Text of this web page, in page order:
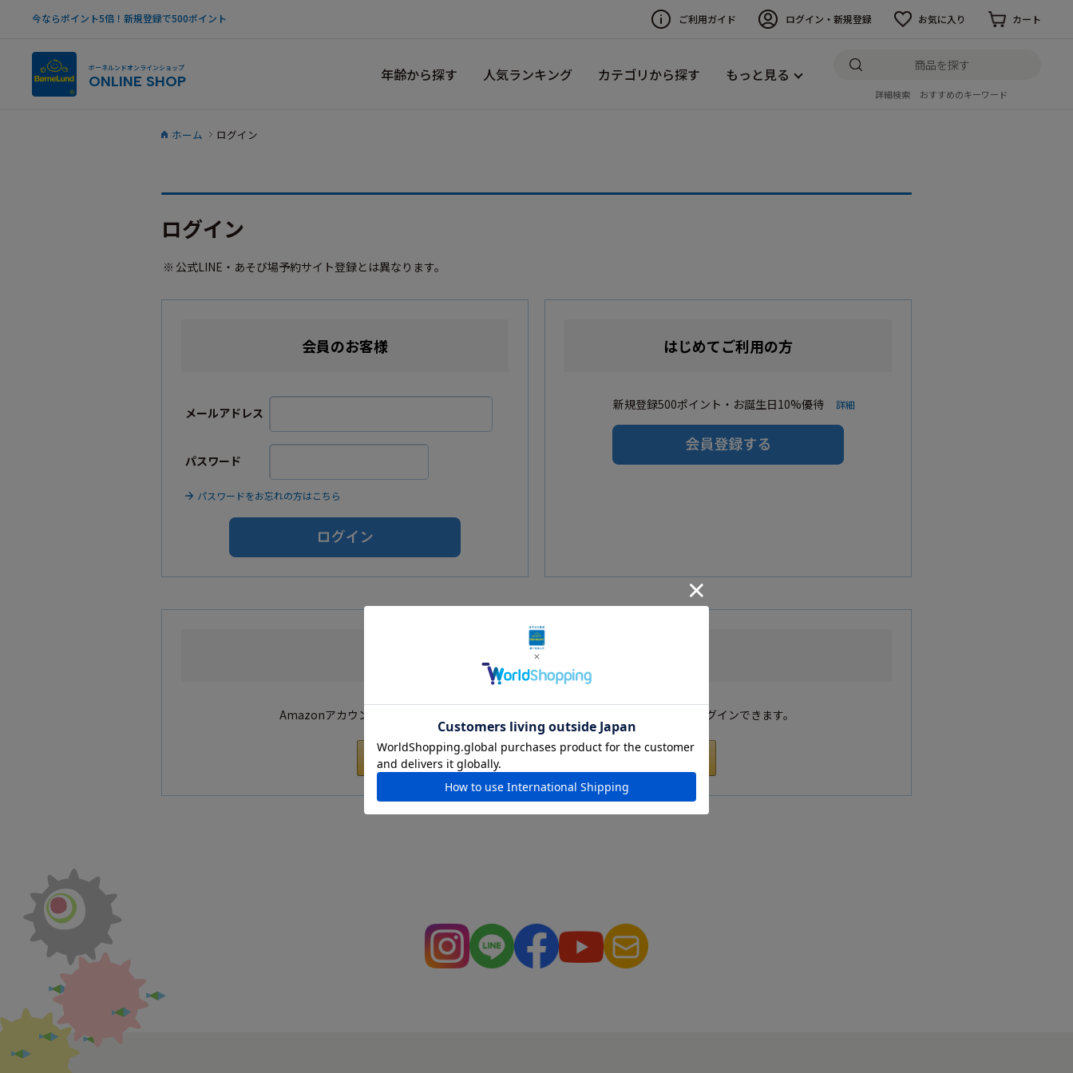
今ならポイント5倍！新規登録で500ポイント ご利用ガイド ログイン・新規登録 お気に入り カート
ボーネルンドオンラインショップ
ONLINE SHOP 年齢から探す 人気ランキング カテゴリから探す もっと見る
詳細検索 おすすめのキーワード
ホーム ログイン
ログイン
公式LINE・あそび場予約サイト登録とは異なります。
会員のお客様
メールアドレス
パスワード
パスワードをお忘れの方はこちら
はじめてご利用の方
新規登録500ポイント・お誕生日10%優待 詳細
Amazonアカウントをご利用の方
Amazonアカウントを利用し会員登録されたお客様はAmazonのID・パスワードでログインできます。